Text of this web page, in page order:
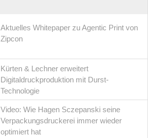
Aktuelles Whitepaper zu Agentic Print von
Zipcon
Kürten & Lechner erweitert
Digitaldruckproduktion mit Durst-
Technologie
Video: Wie Hagen Sczepanski seine
Verpackungsdruckerei immer wieder
optimiert hat